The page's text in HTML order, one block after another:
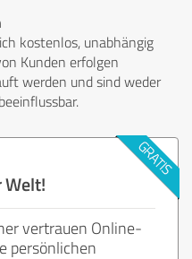
kostenlos, unabhängig
Kunden erfolgen
werden und sind weder
Welt!
vertrauen Online-
persönlichen